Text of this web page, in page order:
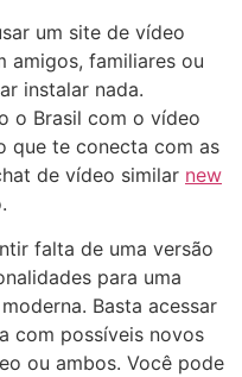
um site de vídeo
amigos, familiares ou
instalar nada.
o Brasil com o vídeo
que te conecta com as
de vídeo similar new
falta de uma versão
para uma
Basta acessar
com possíveis novos
ou ambos. Você pode